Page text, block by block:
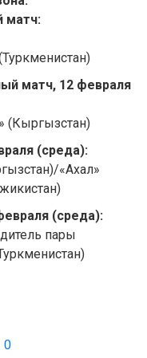
матч:
матч, 12 февраля
(Кыргызстан)
(среда):
«Ахал»
(среда):
пары
0